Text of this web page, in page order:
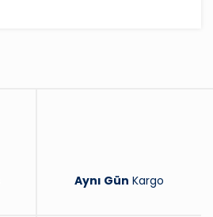
Aynı Gün Kargo